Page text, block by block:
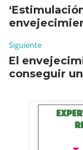
Siguiente
El
conseguir